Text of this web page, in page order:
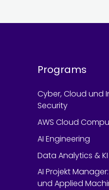
Programs
Cyber, Cloud und
Security
AWS Cloud
AI Engineering
Data Analytics & KI
AI Projekt
und Applied